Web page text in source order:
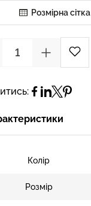
Розмірна сітка
Колір
Розмір